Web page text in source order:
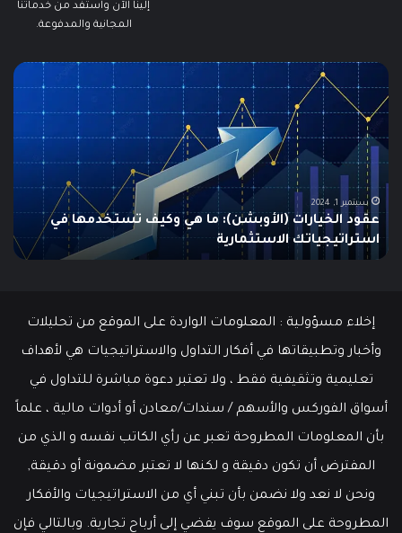
إلينا الآن واستفد من خدماتنا
المجانية والمدفوعة.
هو
الـ
Swing
دليلك
الشامل
للمبتدئين
يونيو 10, 2025
ما هو الـ Swing Trading؟ دليلك الشامل للمبتدئين
إخلاء مسؤولية : المعلومات الواردة على الموقع من تحليلات
وأخبار وتطبيقاتها في أفكار التداول والاستراتيجيات هي لأهداف
تعليمية وتثقيفية فقط ، ولا تعتبر دعوة مباشرة للتداول في
أسواق الفوركس والأسهم / سندات/معادن أو أدوات مالية ، علماً
بأن المعلومات المطروحة تعبر عن رأي الكاتب نفسه و الذي من
المفترض أن تكون دقيقة و لكنها لا تعتبر مضمونة أو دقيقة,
ونحن لا نعد ولا نضمن بأن تبني أي من الاستراتيجيات والأفكار
المطروحة على الموقع سوف يفضي إلى أرباح تجارية. وبالتالي فإن